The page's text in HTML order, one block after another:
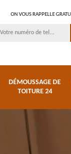
ON VOUS RAPPELLE
DÉMOUSSAGE DE
TOITURE 24